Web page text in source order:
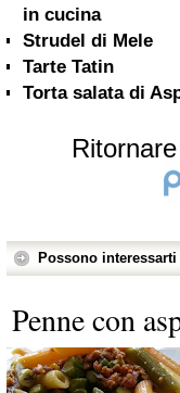
in cucina
Strudel di Mele
Tarte Tatin
Torta salata di
Possono
Penne con